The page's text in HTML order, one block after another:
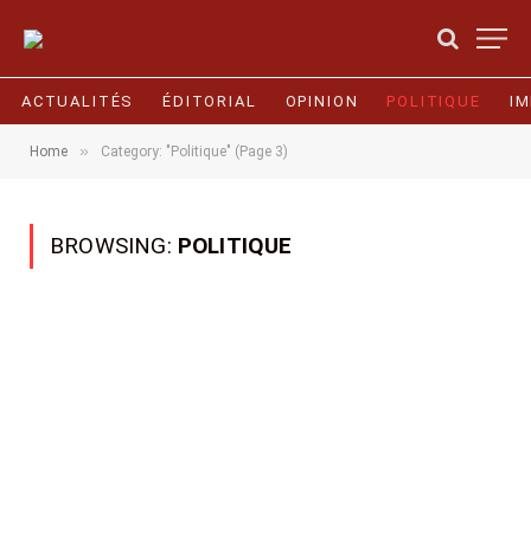
ACTUALITÉS ÉDITORIAL OPINION POLITIQUE
Home » Category: "Politique" (Page 3)
BROWSING: POLITIQUE